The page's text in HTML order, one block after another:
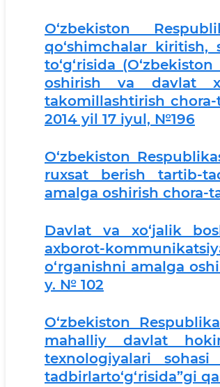
O‘zbekiston
qo‘shimchalar kiritish,
to‘g‘risida
oshirish va davlat
takomillashtirish chora-
2014 yil 17 iyul, №196
O‘zbekiston
ruxsat berish tartib-
amalga oshirish chora-
Davlat va xo‘jalik
axborot-
o‘rganishni amalga
y. № 102
O‘zbekiston
mahalliy davlat
texnologiyalari
tadbirlarto‘g‘risida”gi